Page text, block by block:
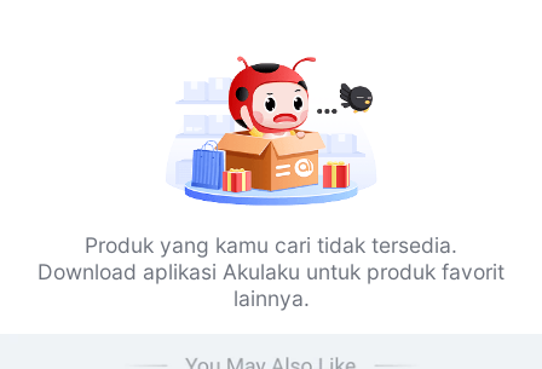
Produk yang kamu cari tidak tersedia.
Download aplikasi Akulaku untuk produk favorit
lainnya.